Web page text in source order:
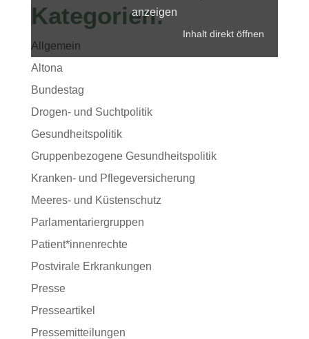
anzeigen
Inhalt direkt öffnen
Kategorien:
Allgemein
Altona
Bundestag
Drogen- und Suchtpolitik
Gesundheitspolitik
Gruppenbezogene Gesundheitspolitik
Kranken- und Pflegeversicherung
Meeres- und Küstenschutz
Parlamentariergruppen
Patient*innenrechte
Postvirale Erkrankungen
Presse
Presseartikel
Pressemitteilungen